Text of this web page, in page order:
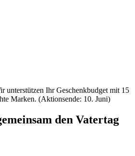
unterstützen Ihr Geschenkbudget mit 15
Marken. (Aktionsende: 10. Juni)
den Vatertag